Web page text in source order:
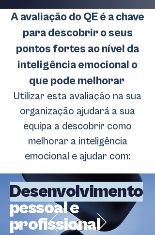
A avaliação do QE é a chave
para descobrir o seus
pontos fortes ao nível da
inteligência emocional o
que pode melhorar
Utilizar esta avaliação na sua
organização ajudará a sua
equipa a descobrir como
melhorar a inteligência
emocional e ajudar com:
Desenvolvimento
pessoal e
profissional